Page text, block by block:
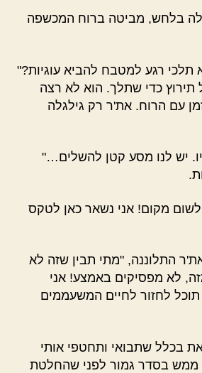
בלחש, מביטה ברוח המכשפה
רגע למטבח להביא עוגיות?"
תירוץ כדי שתלך. הוא לא רצה
עם הרוח. את'ר רק גילגלה
יש לנו מסע קטן להשלים…"
מקום! אני נשאר כאן לטקס
התלוננה, "מתי תבין שזה לא
לא מפסיקים באמצע! אני
לחזור לחיים המשעממים
בכלל שתבואי ותחטפי אותי
ממש בסדר גמור לפני שהחלטת